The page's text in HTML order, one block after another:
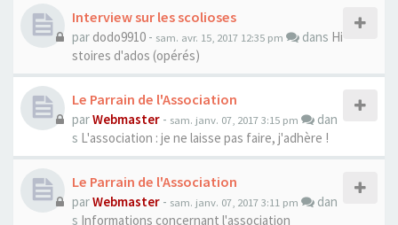
Interview sur les scolioses
par dodo9910 - sam. avr. 15, 2017 12:35 pm dans Hi
stoires d'ados (opérés)
Le Parrain de l'Association
parWebmaster - sam. janv. 07, 2017 3:15 pm
dan
s L'association : je ne laisse pas faire, j'adhère !
Le Parrain de l'Association
parWebmaster - sam. janv. 07, 2017 3:11 pm
dan
s Informations concernant l'association